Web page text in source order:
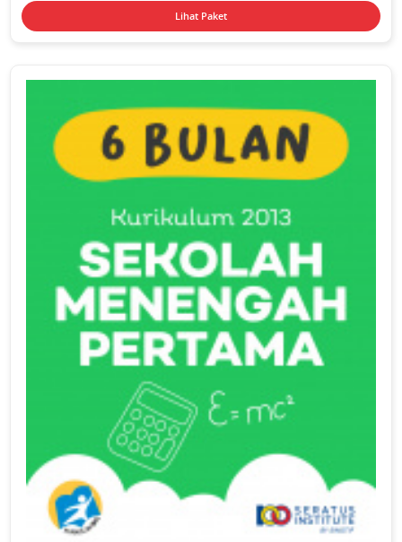
Lihat Paket